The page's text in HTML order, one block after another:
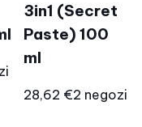
3in1 (Secret
Paste) 100
ml
28,62 €2 negozi